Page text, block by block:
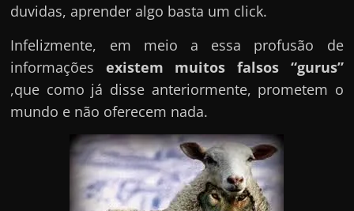
duvidas, aprender algo basta um click.
Infelizmente, em meio a essa profusão de
informações existem muitos falsos “gurus”
,que como já disse anteriormente, prometem o
mundo e não oferecem nada.